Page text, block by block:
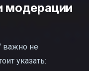
модерации
важно не
указать: